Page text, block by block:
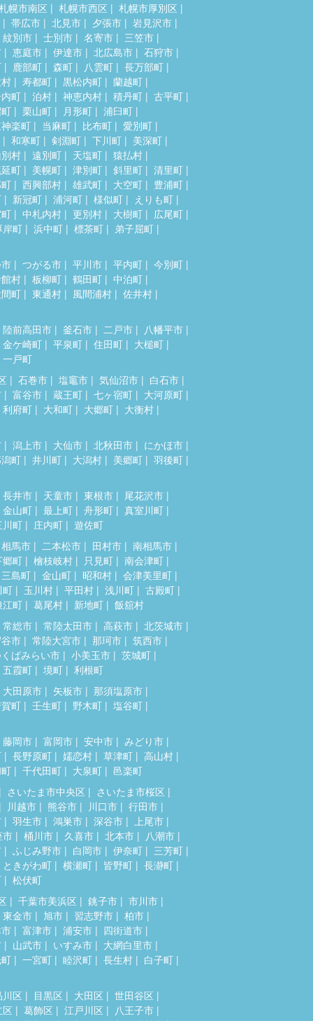
幌市南区 札幌市西区
札幌市厚別区
帯広市
北見市 夕張市
岩見沢市
紋別市
士別市 名寄市
三笠市
恵庭市 伊達市 北広島市
石狩市
鹿部町 森町 八雲町
長万部町
寿都町 黒松内町
蘭越町
町
泊村 神恵内村 積丹町
古平町
栗山町 月形町
浦臼町
楽町
当麻町 比布町
愛別町
和寒町
剣淵町 下川町
美深町
村
遠別町 天塩町
猿払村
町
美幌町 津別町 斜里町
清里町
西興部村 雄武町 大空町
豊浦町
新冠町 浦河町 様似町
えりも町
中札内村 更別村 大樹町
広尾町
岸町
浜中町 標茶町 弟子屈町
つがる市 平川市 平内町
今別町
村
板柳町 鶴田町
中泊町
町
東通村 風間浦村 佐井村
陸前高田市 釜石市 二戸市
八幡平市
金ケ崎町
平泉町 住田町
大槌町
一戸町
石巻市 塩竈市 気仙沼市
白石市
富谷市 蔵王町 七ヶ宿町
大河原町
利府町
大和町 大郷町 大衡村
潟上市 大仙市 北秋田市
にかほ市
町
井川町 大潟村 美郷町 羽後町
長井市 天童市 東根市
尾花沢市
金山町
最上町 舟形町
真室川町
川町
庄内町
遊佐町
相馬市
二本松市 田村市
南相馬市
郷町
檜枝岐村 只見町
南会津町
三島町
金山町 昭和村
会津美里町
町
玉川村 平田村 浅川町
古殿町
江町
葛尾村 新地町
飯舘村
常総市
常陸太田市 高萩市
北茨城市
市
常陸大宮市 那珂市
筑西市
ばみらい市
小美玉市
茨城町
五霞町
境町
利根町
大田原市
矢板市
那須塩原市
町
壬生町 野木町 塩谷町
藤岡市 富岡市 安中市
みどり市
長野原町 嬬恋村 草津町
高山村
千代田町 大泉町
邑楽町
さいたま市中央区
さいたま市桜区
川越市
熊谷市 川口市
行田市
羽生市 鴻巣市 深谷市
上尾市
市
桶川市 久喜市 北本市
八潮市
ふじみ野市 白岡市 伊奈町
三芳町
ときがわ町
横瀬町 皆野町
長瀞町
松伏町
千葉市美浜区 銚子市
市川市
東金市
旭市 習志野市
柏市
富津市 浦安市
四街道市
山武市 いすみ市
大網白里市
一宮町 睦沢町 長生村 白子町
川区 目黒区 大田区
世田谷区
葛飾区 江戸川区
八王子市